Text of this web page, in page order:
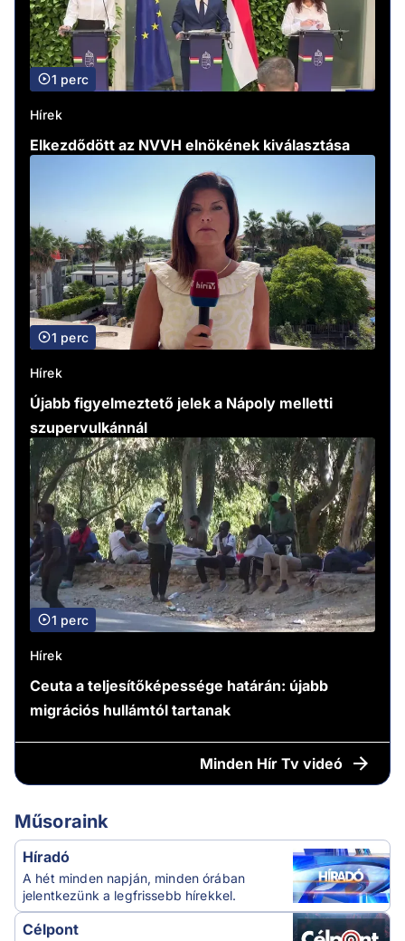
1 perc
Hírek
Elkezdődött az NVVH elnökének kiválasztása
1 perc
Hírek
Újabb figyelmeztető jelek a Nápoly melletti
szupervulkánnál
1 perc
Hírek
Ceuta a teljesítőképessége határán: újabb
migrációs hullámtól tartanak
Minden Hír Tv videó
Műsoraink
Híradó
A hét minden napján, minden órában
jelentkezünk a legfrissebb hírekkel.
Célpont